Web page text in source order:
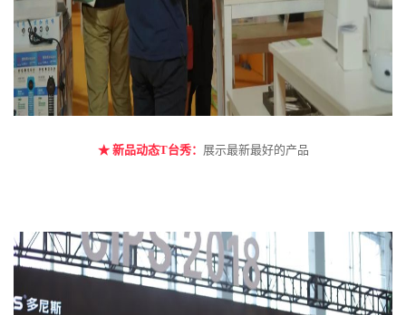
★ 新品动态T台秀： 展示最新最好的产品